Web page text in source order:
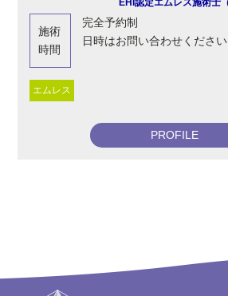
EHI認定エムレス施術士
施術
時間
完全予約制
日時はお問い合わせください
エムレス
PROFILE